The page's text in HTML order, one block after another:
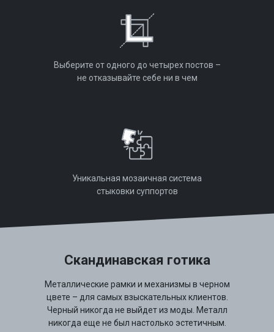
Скандинавская готика
Выберите от одного до четырех постов –
не отказывайте себе ни в чем
Уникальная мозаичная система
стыковки суппортов
Металлические рамки и механизмы в черном
цвете – для самых взыскательных клиентов.
Черный никогда не выйдет из моды. Металл
никогда еще не был настолько эстетичным.